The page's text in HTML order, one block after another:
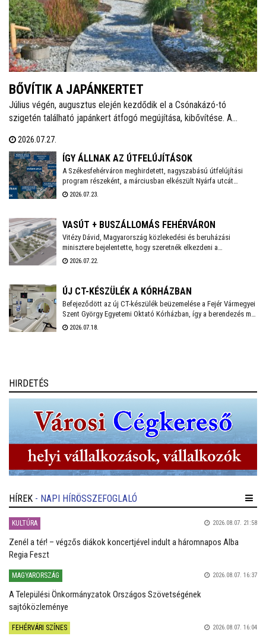
BŐVÍTIK A JAPÁNKERTET
Július végén, augusztus elején kezdődik el a Csónakázó-tó
szigetén található japánkert átfogó megújítása, kibővítése. A
ideje alatt a munkálatokkal érintett területet a látogatók elől
lezárják.
2026.07.27.
ÍGY ÁLLNAK AZ ÚTFELÚJÍTÁSOK
A Székesfehérváron meghirdetett, nagyszabású útfelújítási
program részeként, a márciusban elkészült Nyárfa utcát
követően a Közgyűlés szakbizottsága legutóbbi ülésén újabb
kivitelezőket - adta hírül közösségi oldalán Székesfehérvár
szakaszának felújítása, és kezdődhet a Bébic utcai
szabadidőpark fejlesztése is.
2026.07.23.
VASÚT + BUSZÁLLOMÁS FEHÉRVÁRON
Vitézy Dávid, Magyarország közlekedési és beruházási
minisztere bejelentette, hogy szeretnék elkezdeni a
székesfehérvári vasúti csomópont teljes körű átépítését,
2030-ig befejeződhet.
2026.07.22.
ÚJ CT-KÉSZÜLÉK A KÓRHÁZBAN
Befejeződött az új CT-készülék beüzemelése a Fejér Vármegyei
Szent György Egyetemi Oktató Kórházban, így a berendezés már
a mindennapi betegellátást szolgálja - közölte a
2026.07.18.
HIRDETÉS
HÍREK - NAPI HÍRÖSSZEFOGLALÓ
KULTÚRA 2026.08.07. 21:58
Zenél a tér! – végzős diákok koncertjével indult a háromnapos Alba
Regia Feszt
MAGYARORSZÁG 2026.08.07. 16:37
A Települési Önkormányzatok Országos Szövetségének
sajtóközleménye
FEHÉRVÁRI SZÍNES 2026.08.07. 16:04